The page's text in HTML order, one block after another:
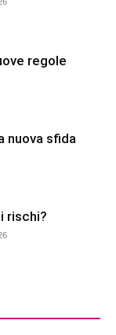
regole
nuova sfida
rischi?